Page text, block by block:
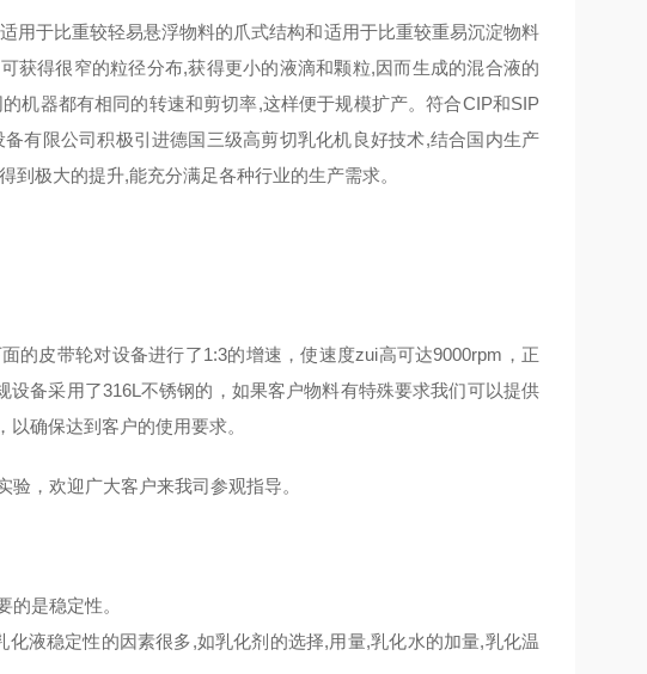
用于比重较轻易悬浮物料的爪式结构和适用于比重较重易沉淀物料
获得很窄的粒径分布,获得更小的液滴和颗粒,因而生成的混合液的
机器都有相同的转速和剪切率,这样便于规模扩产。符合CIP和SIP
有限公司积极引进德国三级高剪切乳化机良好技术,结合国内生产
极大的提升,能充分满足各种行业的生产需求。
的皮带轮对设备进行了1:3的增速，使速度zui高可达9000rpm，正
备采用了316L不锈钢的，如果客户物料有特殊要求我们可以提供
确保达到客户的使用要求。
，欢迎广大客户来我司参观指导。
是稳定性。
液稳定性的因素很多,如乳化剂的选择,用量,乳化水的加量,乳化温